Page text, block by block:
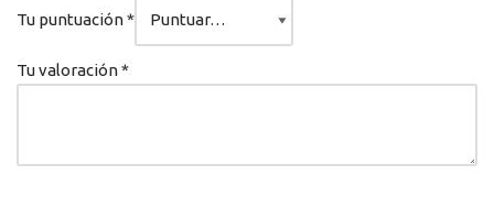
Tu puntuación*
Tu valoración*